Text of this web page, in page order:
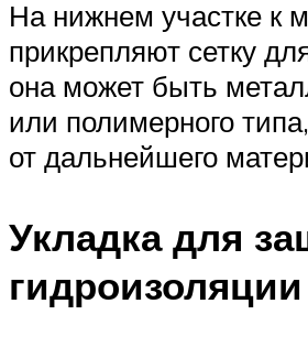
На нижнем участке к
прикрепляют сетку
она может быть
или полимерного
от дальнейшего
Укладка для
гидроизоляции